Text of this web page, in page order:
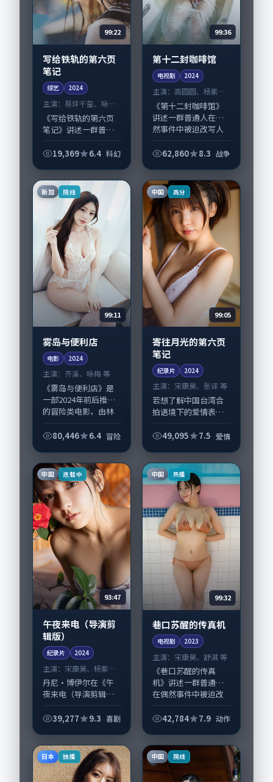
99:22
写给铁轨的第六页
笔记
综艺 2024
主演： 易烊千玺、咏梅
等
《写给铁轨的第六页
笔记》讲述一群普通
改写人生轨迹的故
头。导演贾樟柯擅长
留白叙事，易烊千
19,369 6.4 科幻
99:36
第十二封咖啡馆
电视剧 2024
主演：高圆圆、杨紫琼
等
《第十二封咖啡馆》
讲述一群普通人在偶
然事件中被迫改写人
类型元素服务于人物
白叙事，高圆圆、杨...
62,860 8.3 战争
新加 院线
99:11
雾岛与便利店
电影 2024
主演： 齐溪、咏梅 等
《雾岛与便利店》是
一部2024年前后推出
的冒险类电影，由林
梅，张家辉、章子怡
市中的抉择与救...
80,446 6.4 冒险
中国 高分
99:05
寄往月光的第六页
笔记
纪录片 2024
主演： 宋康昊、张译 等
若想了解中国台湾合
拍语境下的爱情表
六页笔记》值得关
合，宋康昊、张译与
配角群戏并重。影片
49,095 7.5 爱情
中国 连载中
93:47
午夜来电（导演剪
辑版）
纪录片 2024
主演： 宋康昊、杨紫琼
等
丹尼·博伊尔在《午
夜来电（导演剪辑
调度呈现喜剧张力，
片拍摄及后期主要在
中国台湾完成制作协
同...
39,277 9.3 喜剧
中国 热播
99:32
巷口苏醒的传真机
电视剧 2023
主演： 宋康昊、舒淇 等
《巷口苏醒的传真
机》讲述一群普通人
在偶然事件中被迫改
动作类型元素服务于
白叙事，宋康昊、舒
淇...
42,784 7.9 动作
日本 独播 中国 院线